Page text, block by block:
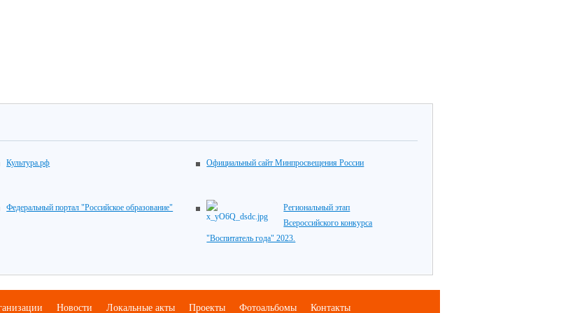
Культура.рф Официальный сайт Минпросвещения России
Федеральный портал "Российское образование"
Региональный этап
Всероссийского конкурса
"Воспитатель года" 2023.
Новости Локальные акты Проекты Фотоальбомы Контакты